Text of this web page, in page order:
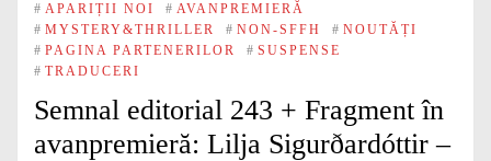
# APARIȚII NOI # AVANPREMIERĂ
# MYSTERY&THRILLER # NON-SFFH # NOUTĂȚI
# PAGINA PARTENERILOR # SUSPENSE
# TRADUCERI
Semnal editorial 243 + Fragment în
avanpremieră: Lilja Sigurðardóttir –